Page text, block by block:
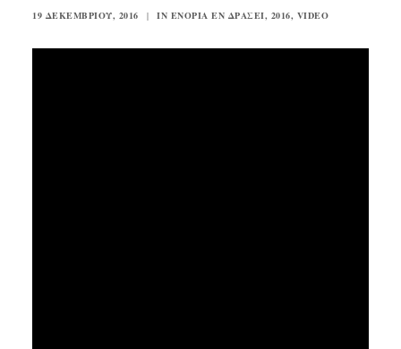
ΕΠΙΚΟΙΝΩΝΙΑ
19 ΔΕΚΕΜΒΡΊΟΥ, 2016 | IN ΕΝΟΡΊΑ ΕΝ ΔΡΆΣΕΙ, 2016, VIDEO